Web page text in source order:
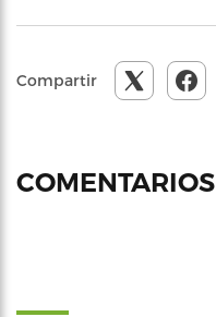
Compartir
COMENTARIOS